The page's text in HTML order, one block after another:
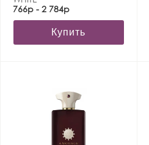
766р - 2 784р
Купить